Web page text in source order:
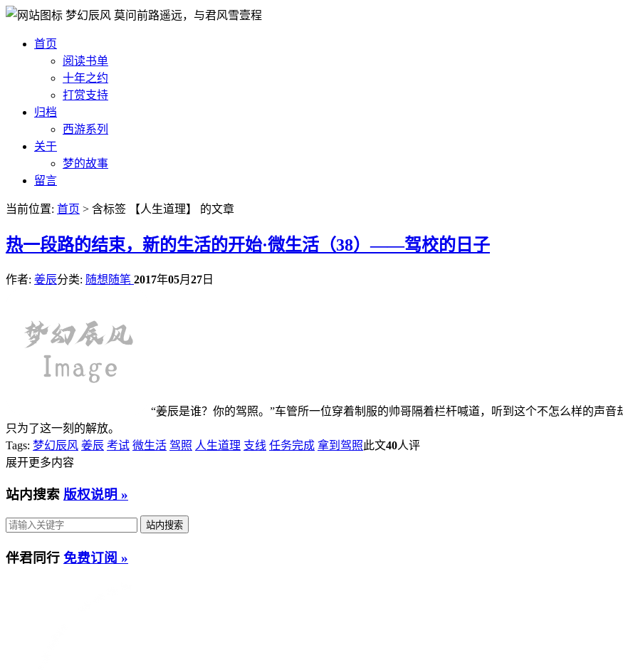
梦幻辰风 莫问前路遥远，与君风雪壹程
首页
阅读书单
十年之约
打赏支持
归档
西游系列
关于
梦的故事
留言
当前位置: 首页 > 含标签 【人生道理】 的文章
热一段路的结束，新的生活的开始·微生活（38）——驾校的日子
作者: 姜辰分类: 随想随笔 2017年05月 27 日
“姜辰是谁？你的驾照。”车管所一位穿着制服的帅哥隔着栏杆喊道，听到这个不怎么样的声
只为了这一刻的解放。
Tags: 梦幻辰风 姜辰 考试 微生活 驾照 人生道理 支线 任务完成 拿到驾照此文40人评
展开更多内容
站内搜索 版权说明 »
伴君同行 免费订阅 »